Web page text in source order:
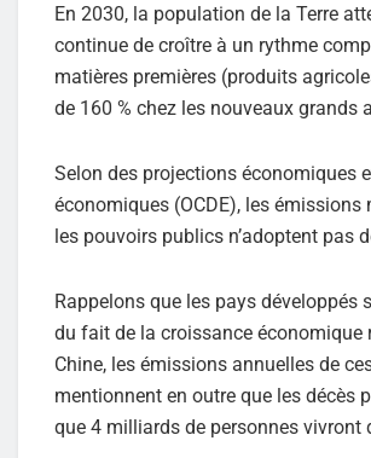
En 2030, la population de la Terre
continue de croître à un rythme
matières premières (produits
de 160 % chez les nouveaux grands
Selon des projections économiques
économiques (OCDE), les émissions
les pouvoirs publics n’adoptent pas
Rappelons que les pays développés
du fait de la croissance économique
Chine, les émissions annuelles de
mentionnent en outre que les décès
que 4 milliards de personnes vivront